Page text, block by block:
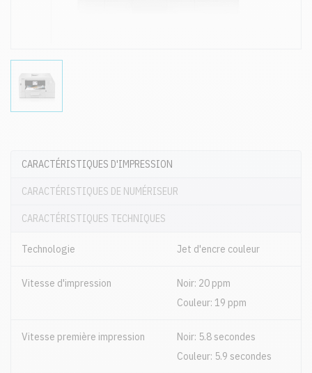
CARACTÉRISTIQUES D'IMPRESSION
CARACTÉRISTIQUES DE NUMÉRISEUR
CARACTÉRISTIQUES TECHNIQUES
Technologie Jet d'encre couleur
Vitesse d'impression
Noir: 20 ppm
Couleur: 19 ppm
Vitesse première impression
Noir: 5.8 secondes
Couleur: 5.9 secondes